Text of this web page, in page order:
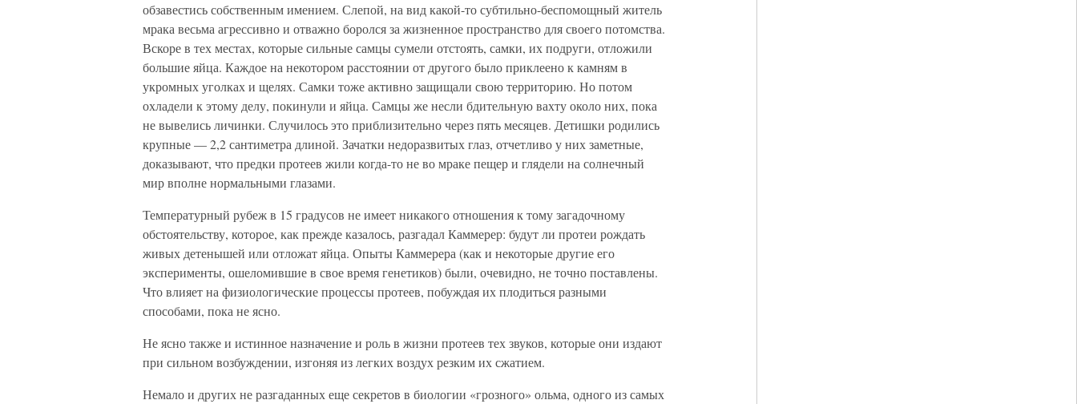
обзавестись собственным имением. Слепой, на вид какой-то субтильно-беспомощный житель
мрака весьма агрессивно и отважно боролся за жизненное пространство для своего потомства.
Вскоре в тех местах, которые сильные самцы сумели отстоять, самки, их подруги, отложили
большие яйца. Каждое на некотором расстоянии от другого было приклеено к камням в
укромных уголках и щелях. Самки тоже активно защищали свою территорию. Но потом
охладели к этому делу, покинули и яйца. Самцы же несли бдительную вахту около них, пока
не вывелись личинки. Случилось это приблизительно через пять месяцев. Детишки родились
крупные — 2,2 сантиметра длиной. Зачатки недоразвитых глаз, отчетливо у них заметные,
доказывают, что предки протеев жили когда-то не во мраке пещер и глядели на солнечный
мир вполне нормальными глазами.
Температурный рубеж в 15 градусов не имеет никакого отношения к тому загадочному
обстоятельству, которое, как прежде казалось, разгадал Каммерер: будут ли протеи рождать
живых детенышей или отложат яйца. Опыты Каммерера (как и некоторые другие его
эксперименты, ошеломившие в свое время генетиков) были, очевидно, не точно поставлены.
Что влияет на физиологические процессы протеев, побуждая их плодиться разными
способами, пока не ясно.
Не ясно также и истинное назначение и роль в жизни протеев тех звуков, которые они издают
при сильном возбуждении, изгоняя из легких воздух резким их сжатием.
Немало и других не разгаданных еще секретов в биологии «грозного» ольма, одного из самых